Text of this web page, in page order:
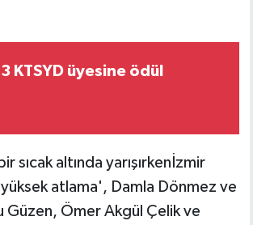
üyesine ödül
sıcak altında yarışırkenİzmir
atlama', Damla Dönmez ve
Ömer Akgül Çelik ve